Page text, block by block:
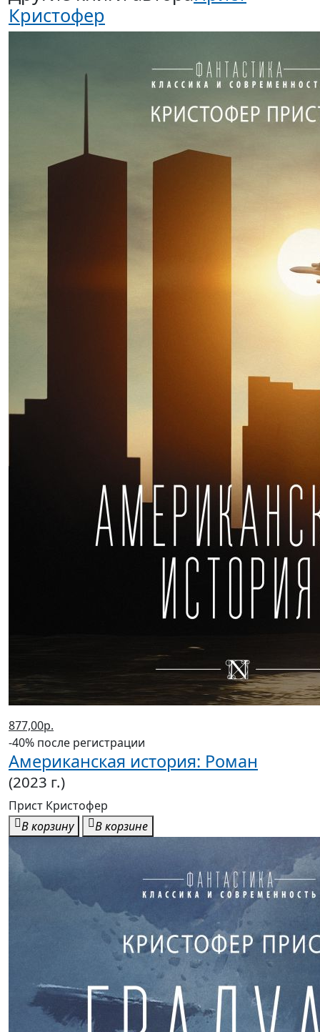
Кристофер
877,00р.
-40% после регистрации
Американская история: Роман
(2023 г.)
Прист Кристофер
В корзину
В корзине